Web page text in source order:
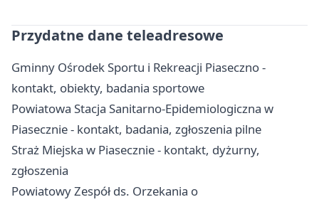
Przydatne dane teleadresowe
Gminny Ośrodek Sportu i Rekreacji Piaseczno -
kontakt, obiekty, badania sportowe
Powiatowa Stacja Sanitarno-Epidemiologiczna w
Piasecznie - kontakt, badania, zgłoszenia pilne
Straż Miejska w Piasecznie - kontakt, dyżurny,
zgłoszenia
Powiatowy Zespół ds. Orzekania o